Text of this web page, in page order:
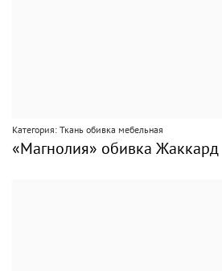
Категория: Ткань обивка мебельная
«Магнолия» обивка Жаккард